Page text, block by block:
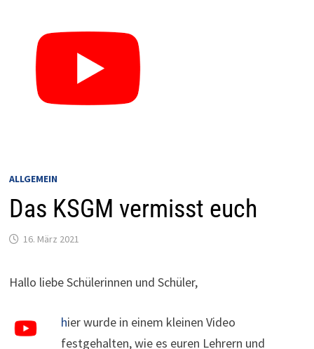
ALLGEMEIN
Das KSGM vermisst euch
16. März 2021
Hallo liebe Schülerinnen und Schüler,
hier wurde in einem kleinen Video
festgehalten, wie es euren Lehrern und